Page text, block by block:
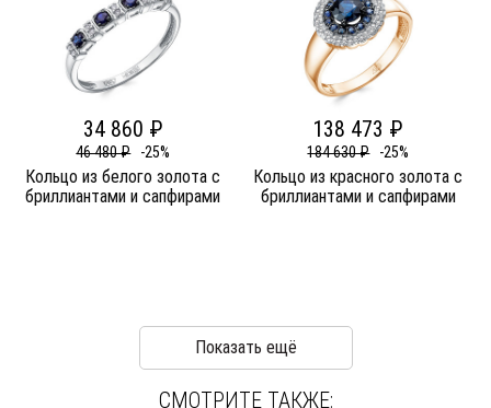
34 860 ₽
46 480 ₽ -25%
Кольцо из белого золота c
бриллиантами и сапфирами
138 473 ₽
184 630 ₽ -25%
Кольцо из красного золота c
бриллиантами и сапфирами
Показать ещё
СМОТРИТЕ ТАКЖЕ: